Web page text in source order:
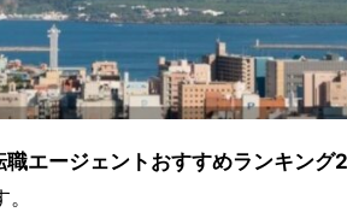
エージェントおすすめランキン